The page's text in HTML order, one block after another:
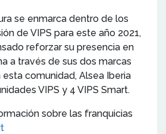
se enmarca dentro de los
de VIPS para este año 2021,
reforzar su presencia en
a través de sus dos marcas
esta comunidad, Alsea Iberia
VIPS y 4 VIPS Smart.
sobre las franquicias